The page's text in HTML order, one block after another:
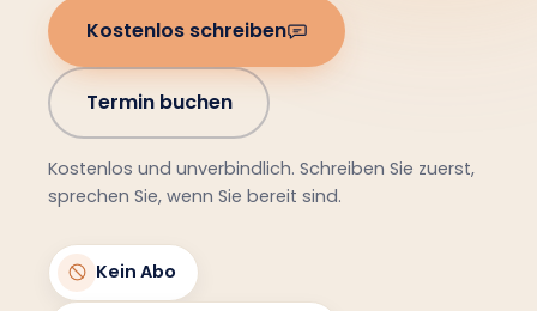
Kostenlos schreiben
Termin buchen
Kostenlos und unverbindlich. Schreiben Sie zuerst,
sprechen Sie, wenn Sie bereit sind.
Kein Abo